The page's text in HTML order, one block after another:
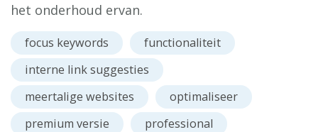
het onderhoud ervan.
focus keywords
functionaliteit
interne link suggesties
meertalige websites
optimaliseer
premium versie
professional